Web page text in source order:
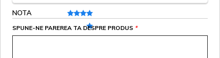
NOTA
*
SPUNE-NE PAREREA TA DESPRE PRODUS